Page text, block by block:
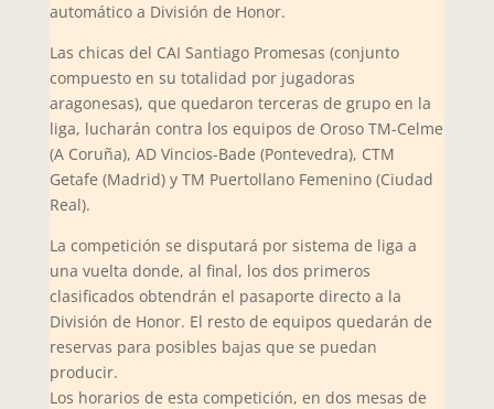
automático a División de Honor.
Las chicas del CAI Santiago Promesas (conjunto
compuesto en su totalidad por jugadoras
aragonesas), que quedaron terceras de grupo en la
liga, lucharán contra los equipos de Oroso TM-Celme
(A Coruña), AD Vincios-Bade (Pontevedra), CTM
Getafe (Madrid) y TM Puertollano Femenino (Ciudad
Real).
La competición se disputará por sistema de liga a
una vuelta donde, al final, los dos primeros
clasificados obtendrán el pasaporte directo a la
División de Honor. El resto de equipos quedarán de
reservas para posibles bajas que se puedan
producir.
Los horarios de esta competición, en dos mesas de